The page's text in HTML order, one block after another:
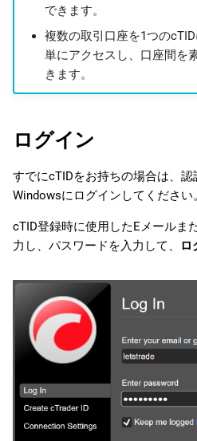
できます。
複数の取引口座を1つの
単にアクセスし、口座間を
きます。
ログイン
すでにcTIDをお持ちの場合は、
Windowsにログインしてください。
cTID登録時に使用したEメールま
力し、パスワードを入力して、
ロ